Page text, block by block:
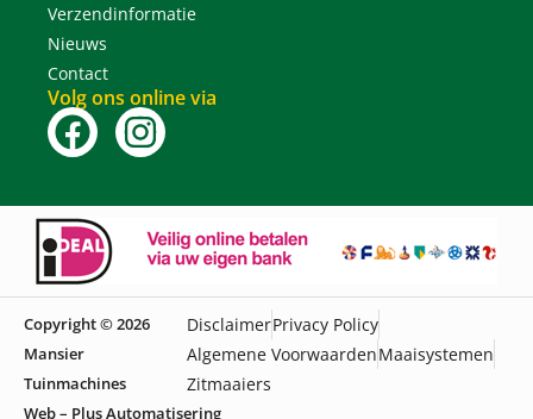
Verzendinformatie
Nieuws
Contact
Volg ons online via
Copyright © 2026
Mansier
Tuinmachines
DisclaimerPrivacy Policy
Algemene VoorwaardenMaaisystemen
Zitmaaiers
Web – Plus Automatisering